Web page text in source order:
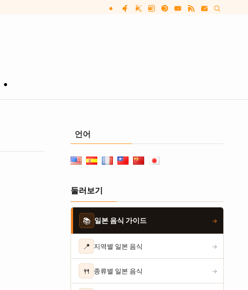
언어
둘러보기
📚 일본 음식 가이드 →
📍 지역별 일본 음식 →
🍴 종류별 일본 음식 →